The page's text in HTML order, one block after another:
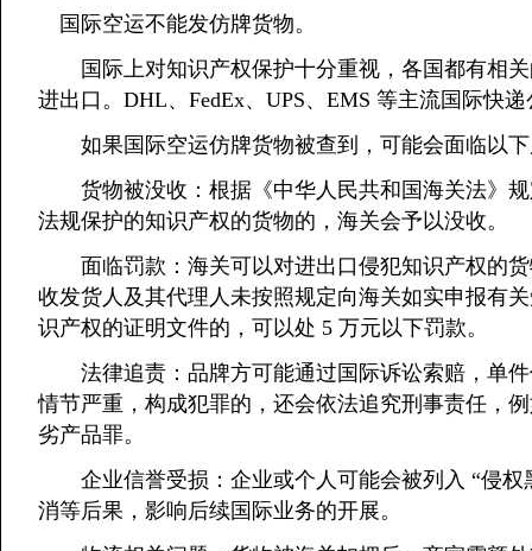
国际空运不能发仿牌货物。
国际上对知识产权保护十分重视，各国都有相关
进出口。DHL、FedEx、UPS、EMS 等主流国际快
如果国际空运仿牌货物被查到，可能会面临以下
货物被没收：根据《中华人民共和国海关法》规
法规保护的知识产权的货物的，海关会予以没收。
面临罚款：海关可以对进出口侵犯知识产权的货
收发货人及其代理人未按照规定向海关如实申报有
识产权的证明文件的，可以处 5 万元以下罚款。
法律追责：品牌方可能通过国际诉讼索赔，单件
情节严重，构成犯罪的，还会依法追究刑事责任，
劣产品罪。
企业信誉受损：企业或个人可能会被列入 “侵权
消等后果，影响后续国际业务的开展。